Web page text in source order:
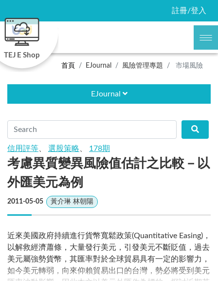
註冊/登入
TEJ E Shop
首頁
EJournal 風險管理專題 市場風險
EJournal
信用評等 選股策略 178期
考慮異質變異風險值估計之比較－以
外匯美元為例
2011-05-05 黃介琳 林朝陽
近來美國政府持續進行貨幣寬鬆政策(Quantitative Easing)，
以解救經濟蕭條，大量發行美元，引發美元不斷貶值，過去
美元屬強勢貨幣，其匯率對於全球貿易具有一定的影響力，
如今美元轉弱，向來仰賴貿易出口的台灣，勢必將受到美元